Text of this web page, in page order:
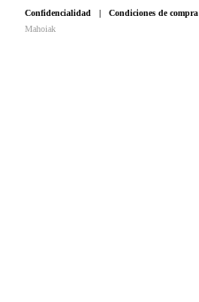
Confidencialidad | Condiciones de compra
Mahoiak